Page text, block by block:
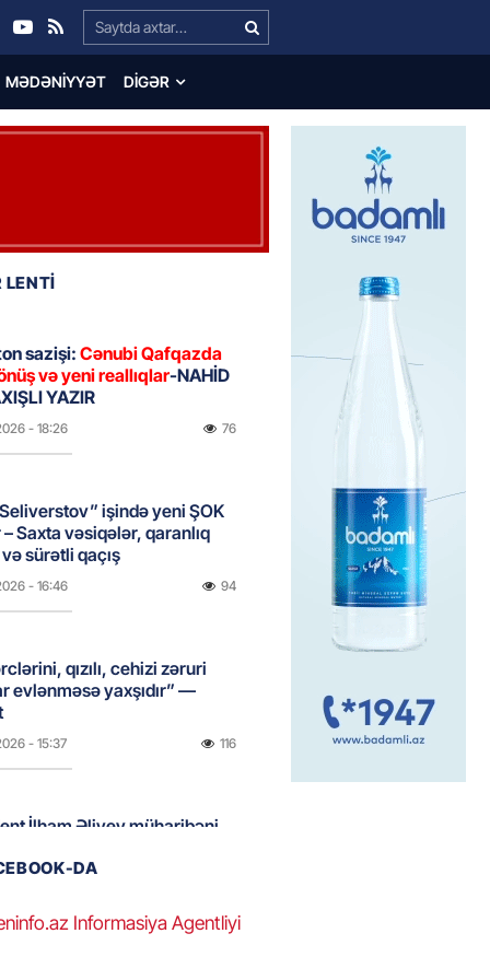
Search…
MƏDƏNIYYƏT DIGƏR
sazişi:Cənubi Qafqazda
və yeni reallıqlar-NAHİD
YAZIR
- 18:26 76
işində yeni ŞOK
Saxta vəsiqələr, qaranlıq
sürətli qaçış
- 16:46 94
qızılı, cehizi zəruri
evlənməsə yaxşıdır” —
- 15:37 116
İlham Əliyev müharibəni
DA
Informasiya Agentliyi